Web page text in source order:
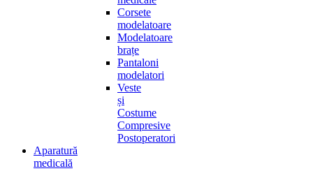
Corsete
modelatoare
Modelatoare
brațe
Pantaloni
modelatori
Veste
și
Costume
Compresive
Postoperatori
Aparatură
medicală